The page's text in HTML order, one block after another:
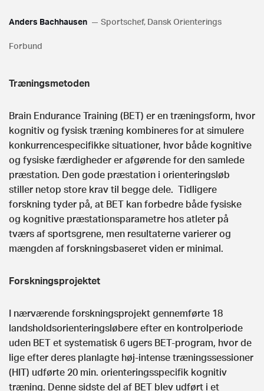
Anders Bachhausen Sportschef, Dansk Orienterings
Forbund
Træningsmetoden
Brain Endurance Training (BET) er en træningsform, hvor
kognitiv og fysisk træning kombineres for at simulere
konkurrencespecifikke situationer, hvor både kognitive
og fysiske færdigheder er afgørende for den samlede
præstation. Den gode præstation i orienteringsløb
stiller netop store krav til begge dele. Tidligere
forskning tyder på, at BET kan forbedre både fysiske
og kognitive præstationsparametre hos atleter på
tværs af sportsgrene, men resultaterne varierer og
mængden af forskningsbaseret viden er minimal.
Forskningsprojektet
I nærværende forskningsprojekt gennemførte 18
landsholdsorienteringsløbere efter en kontrolperiode
uden BET et systematisk 6 ugers BET-program, hvor de
lige efter deres planlagte høj-intense træningssessioner
(HIT) udførte 20 min. orienteringsspecifik kognitiv
træning. Denne sidste del af BET blev udført i et